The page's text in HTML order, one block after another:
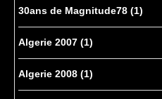
30ans de Magnitude78 (1)
Algerie 2007 (1)
Algerie 2008 (1)